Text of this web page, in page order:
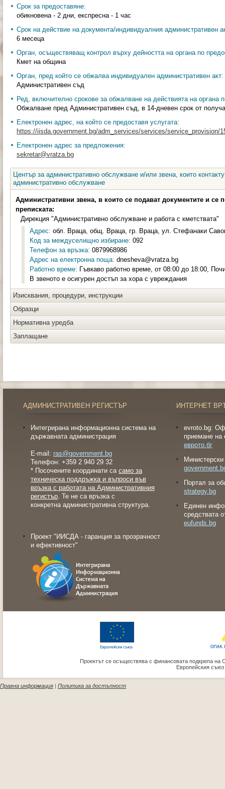
Срок за предоставяне:
обикновена - 2 дни, експресна - 1 час
Срок на действие на документа/индивидуалния административен
6 месеца
Орган, осъществяващ контрол върху дейността на органа по
Кмет на община
Орган, пред който се обжалва индивидуален административен акт:
Административен съд
Ред, включително срокове за обжалване на действията на органа
Обжалване пред Административен съд, в 14-дневен срок от
Електронен адрес, на който се предоставя услугата:
https://iisda.government.bg/adm_services/services/service_provision/
Електронен адрес за предложения:
sekretar@vratza.bg
Център за административно обслужване и/или звена, които
административно обслужване
Административни звена, в които се подават документите и се
преписката:
Дирекция "Административно обслужване и работа с кметствата"
Адрес: обл. Враца, общ. Враца, гр. Враца, ул. Стефанаки
Код за междуселищно избиране: 092
Телефон за връзка: 0879968986
Адрес на електронна поща: dnesheva@vratza.bg
Работно време: Гъвкаво работно време, от 08:00 до 18:00,
В звеното е осигурен достъп за хора с увреждания
Изисквания, процедури, инструкции
Образци
Нормативна уредба
Заплащане
АДМИНИСТРАТИВЕН РЕГИСТЪР
Интегрирана информационна система на
държавната администрация
E-mail: ras@government.bg
Телефон: +359 2 940 29 32
* Посочените координати са само за
техническа поддръжка и въпроси във
връзка с работата на Административния
регистър. Те не са връзка с
конкретна административна структура.
Проект "ИИСДА - гаранция за прозрачност
и ефективност"
ИНТЕРНЕТ
evroto.bg:
приемане на
еврото.бг
Портал за
strategy.bg
Eдинен
средствата
eufunds.bg
Проектът се осъществява с финансовата подкрепа на
Европейския
Правна информация | Политика за достъпност